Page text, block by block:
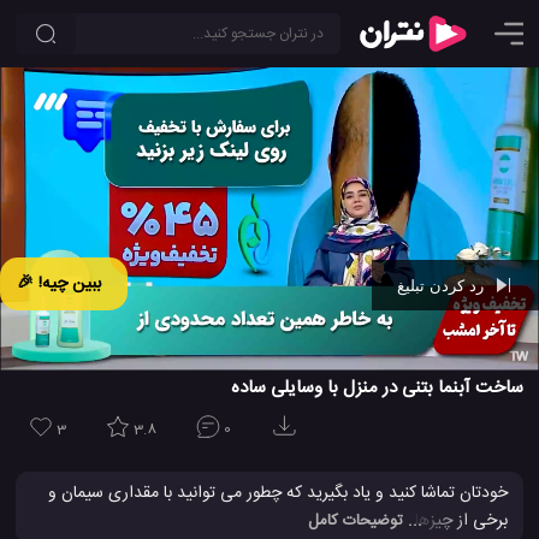
ببین چیه! 🎉 رد کردن تبلیغ
00:41
ساخت آبنما بتنی در منزل با وسایلی ساده
3 3.8 0
خودتان تماشا کنید و یاد بگیرید که چطور می توانید با مقداری سیمان و
برخی از چیزهای ساده دیگر یک آبنمای دکوری شیک بسازید. این یک
... توضیحات کامل